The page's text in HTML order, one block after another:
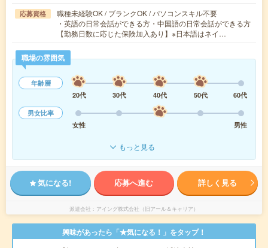
応募資格
職種未経験OK / ブランクOK / パソコンスキル不要
・英語の日常会話ができる方・中国語の日常会話ができる方
【勤務日数に応じた保険加入あり】※日本語はネイ…
職場の雰囲気
年齢層
20代
30代 40代 50代
60代
男女比率
女性
男性
もっと見る
気になる! 応募へ進む 詳しく見る
派遣会社 アイング株式会社（旧アール＆キャリア）
興味があったら「★気になる！」をタップ！